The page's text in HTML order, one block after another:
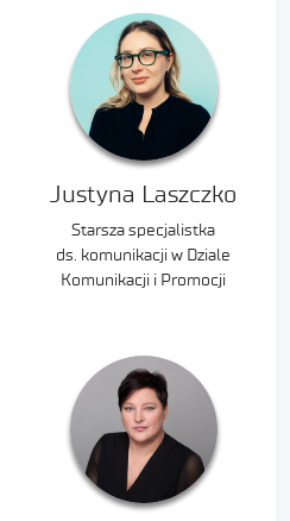
Justyna Laszczko
Starsza specjalistka
ds. komunikacji w Dziale
Komunikacji i Promocji